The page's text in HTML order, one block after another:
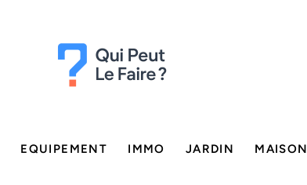
EQUIPEMENT IMMO JARDIN MAISON